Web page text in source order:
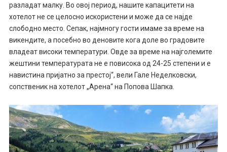
разладат малку. Во овој период, нашите капацитети на
хотелот не се целосно искористени и може да се најде
слободно место. Сепак, најмногу гости имаме за време на
викендите, а посебно во деновите кога доле во градовите
владеат високи температури. Овде за време на најголемите
жештини температурата не е повисока од 24-25 степени и е
навистина пријатно за престој“, вели Гале Неделковски,
сопственик на хотелот „Арена“ на Попова Шапка.